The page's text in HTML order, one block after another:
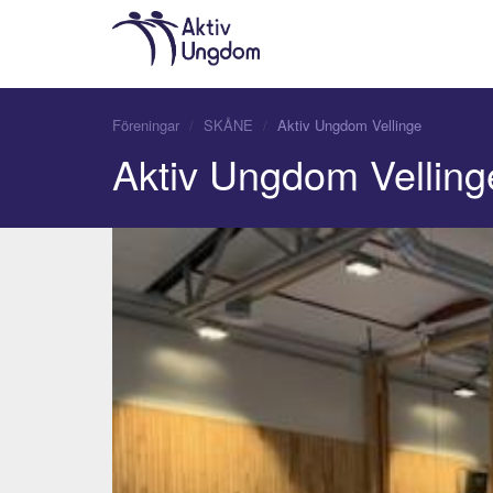
Föreningar SKÅNE Aktiv Ungdom Vellinge
Aktiv Ungdom